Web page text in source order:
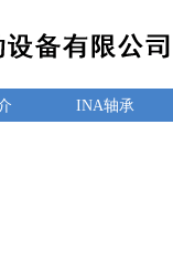
INA轴承